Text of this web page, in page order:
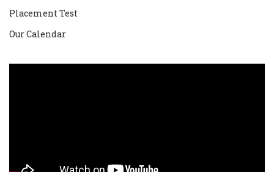
Placement Test
Our Calendar